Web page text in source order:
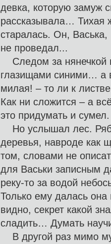
девка, которую замуж
рассказывала… Тихая
старалась. Он,
не проведал...
Следом за нянечкой
глазищами синими… а
милая! – то ли к
Как ни сложится – а
это придумать и сумел.
Но услышал лес.
деревья, навроде как
том, словами не
для Васьки записным
реку-то за водой
Только ему далась
видно, секрет какой
сладить… Думать
В другой раз мимо